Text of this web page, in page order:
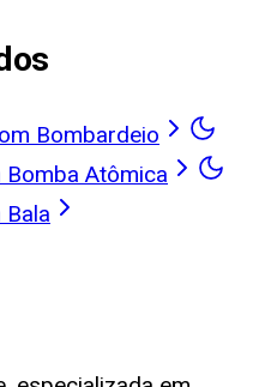
Bombardeio
Atômica